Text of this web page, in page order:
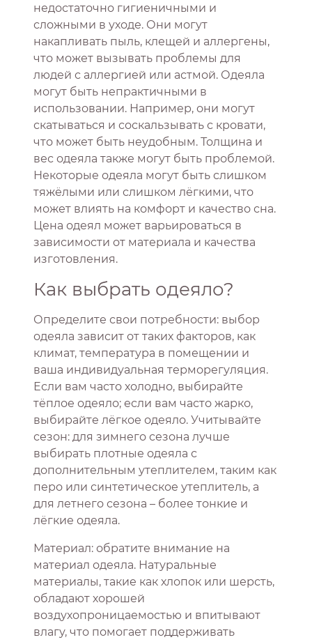
недостаточно гигиеничными и
сложными в уходе. Они могут
накапливать пыль, клещей и аллергены,
что может вызывать проблемы для
людей с аллергией или астмой. Одеяла
могут быть непрактичными в
использовании. Например, они могут
скатываться и соскальзывать с кровати,
что может быть неудобным. Толщина и
вес одеяла также могут быть проблемой.
Некоторые одеяла могут быть слишком
тяжёлыми или слишком лёгкими, что
может влиять на комфорт и качество сна.
Цена одеял может варьироваться в
зависимости от материала и качества
изготовления.
Как выбрать одеяло?
Определите свои потребности: выбор
одеяла зависит от таких факторов, как
климат, температура в помещении и
ваша индивидуальная терморегуляция.
Если вам часто холодно, выбирайте
тёплое одеяло; если вам часто жарко,
выбирайте лёгкое одеяло. Учитывайте
сезон: для зимнего сезона лучше
выбирать плотные одеяла с
дополнительным утеплителем, таким как
перо или синтетическое утеплитель, а
для летнего сезона – более тонкие и
лёгкие одеяла.
Материал: обратите внимание на
материал одеяла. Натуральные
материалы, такие как хлопок или шерсть,
обладают хорошей
воздухопроницаемостью и впитывают
влагу, что помогает поддерживать